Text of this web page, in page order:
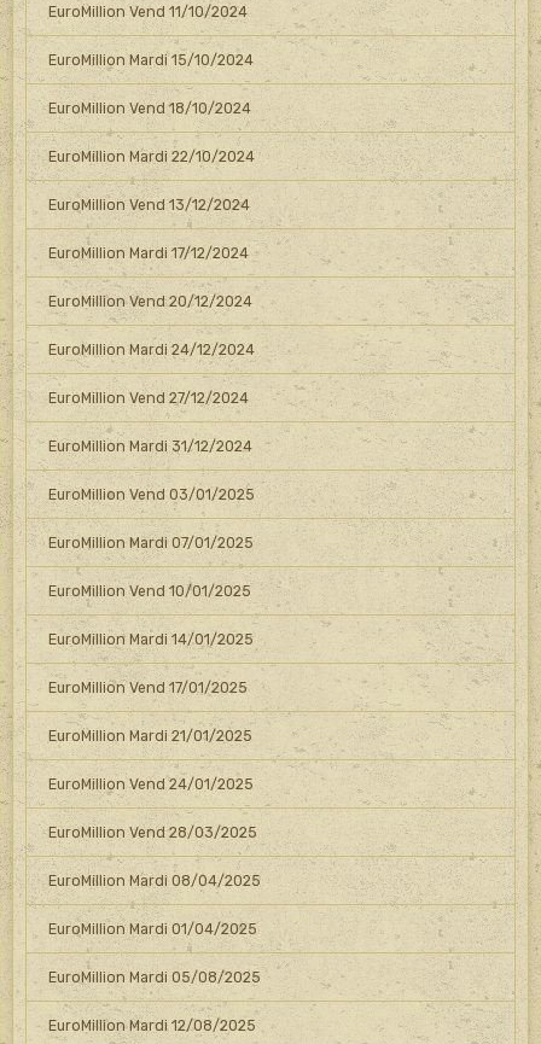
EuroMillion Vend 11/10/2024
EuroMillion Mardi 15/10/2024
EuroMillion Vend 18/10/2024
EuroMillion Mardi 22/10/2024
EuroMillion Vend 13/12/2024
EuroMillion Mardi 17/12/2024
EuroMillion Vend 20/12/2024
EuroMillion Mardi 24/12/2024
EuroMillion Vend 27/12/2024
EuroMillion Mardi 31/12/2024
EuroMillion Vend 03/01/2025
EuroMillion Mardi 07/01/2025
EuroMillion Vend 10/01/2025
EuroMillion Mardi 14/01/2025
EuroMillion Vend 17/01/2025
EuroMillion Mardi 21/01/2025
EuroMillion Vend 24/01/2025
EuroMillion Vend 28/03/2025
EuroMillion Mardi 08/04/2025
EuroMillion Mardi 01/04/2025
EuroMillion Mardi 05/08/2025
EuroMillion Mardi 12/08/2025